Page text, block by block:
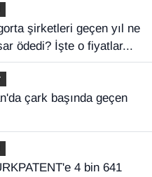
ödedi? İşte o fiyatlar...